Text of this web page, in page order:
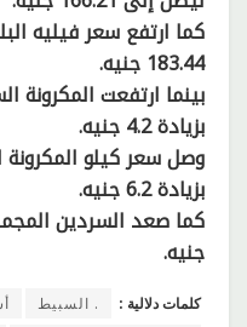
183.44 جنيه.
بزيادة 4.2 جنيه.
بزيادة 6.2 جنيه.
جنيه.
كلمات دلالية : . السبيط